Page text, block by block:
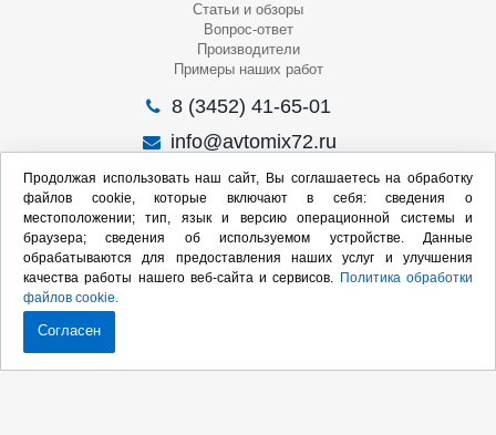
Статьи и обзоры
Вопрос-ответ
Производители
Примеры наших работ
8 (3452) 41-65-01
info@avtomix72.ru
г. Тюмень, ул. 50 лет Октября, 120
Пн-Пт
: 09:00 – 19:00
Сб: 10:00 – 17:00
Вс: Выходной
Мы в социальных сетях:
Продолжая использовать наш сайт, Вы соглашаетесь на обработку
файлов cookie, которые включают в себя: сведения о
местоположении; тип, язык и версию операционной системы и
браузера; сведения об используемом устройстве. Данные
обрабатываются для предоставления наших услуг и улучшения
качества работы нашего веб-сайта и сервисов. Политика обработки
файлов cookie.
Согласен